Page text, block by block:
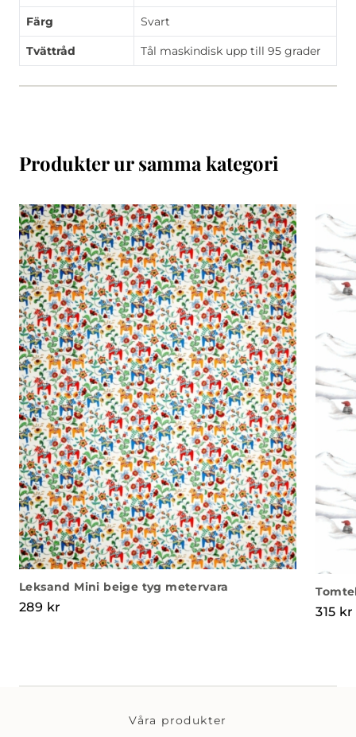
Färg Svart
Tvättråd Tål maskindisk upp till 95 grader
Produkter ur samma kategori
Leksand Mini beige tyg metervara
289 kr 315 kr
Våra produkter